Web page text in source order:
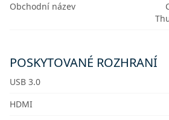
Obchodní název
POSKYTOVANÉ ROZHRANÍ
USB 3.0
HDMI